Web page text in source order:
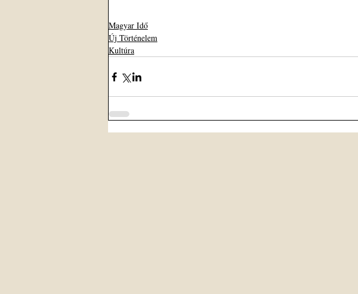
Magyar Idő
Új Történelem
Kultúra